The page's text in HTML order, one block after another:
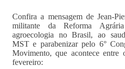
Confira a mensagem de Jean-
militante da Reforma
agroecologia no Brasil, ao
MST e parabenizar pelo 6°
Movimento, que acontece
fevereiro: